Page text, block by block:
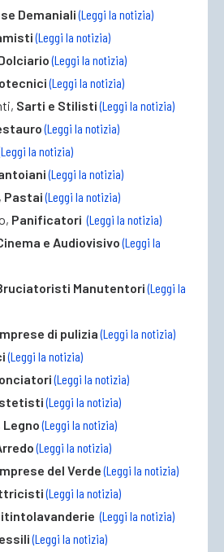
Demaniali (Leggi la notizia)
(Leggi la notizia)
(Leggi la notizia)
(Leggi la notizia)
Sarti e Stilisti(Leggi la notizia)
(Leggi la notizia)
la notizia)
(Leggi la notizia)
Pastai (Leggi la notizia)
Panificatori(Leggi la notizia)
e Audiovisivo (Leggi la
Manutentori (Leggi la
di pulizia (Leggi la notizia)
(Leggi la notizia)
(Leggi la notizia)
(Leggi la notizia)
Legno (Leggi la notizia)
(Leggi la notizia)
del Verde (Leggi la notizia)
(Leggi la notizia)
(Leggi la notizia)
(Leggi la notizia)